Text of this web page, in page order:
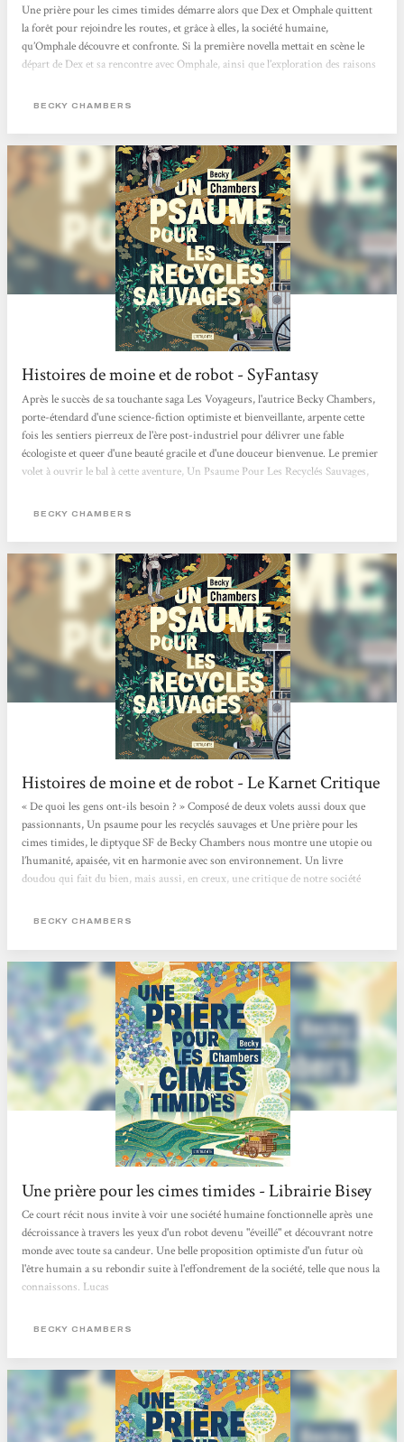
Une prière pour les cimes timides démarre alors que Dex et Omphale quittent
la forêt pour rejoindre les routes, et grâce à elles, la société humaine,
qu’Omphale découvre et confronte. Si la première novella mettait en scène le
départ de Dex et sa rencontre avec Omphale, ainsi que l’exploration des raisons
faisait plus sens pour lui, ce deuxième volume traite de son retour en
des projecteurs, l’arrivée d’un...
BECKY CHAMBERS
Histoires de moine et de robot - SyFantasy
Après le succès de sa touchante saga Les Voyageurs, l'autrice Becky Chambers,
porte-étendard d'une science-fiction optimiste et bienveillante, arpente cette
fois les sentiers pierreux de l'ère post-industriel pour délivrer une fable
écologiste et queer d'une beauté gracile et d'une douceur bienvenue. Le premier
volet à ouvrir le bal à cette aventure, Un Psaume Pour Les Recyclés Sauvages,
n'a jamais été aussi bien représenté que sous la plume de Chambers. L'altérité
BECKY CHAMBERS
Histoires de moine et de robot - Le Karnet Critique
« De quoi les gens ont-ils besoin ? » Composé de deux volets aussi doux que
passionnants, Un psaume pour les recyclés sauvages et Une prière pour les
cimes timides, le diptyque SF de Becky Chambers nous montre une utopie ou
l’humanité, apaisée, vit en harmonie avec son environnement. Un livre
doudou qui fait du bien, mais aussi, en creux, une critique de notre société
interactions. > Écouter la chronique <
BECKY CHAMBERS
Une prière pour les cimes timides - Librairie Bisey
Ce court récit nous invite à voir une société humaine fonctionnelle après une
décroissance à travers les yeux d'un robot devenu "éveillé" et découvrant notre
monde avec toute sa candeur. Une belle proposition optimiste d'un futur où
l'être humain a su rebondir suite à l'effondrement de la société, telle que nous la
connaissons. Lucas
BECKY CHAMBERS